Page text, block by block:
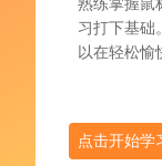
熟练掌握鼠
习打下基础
以在轻松愉
点击开始学